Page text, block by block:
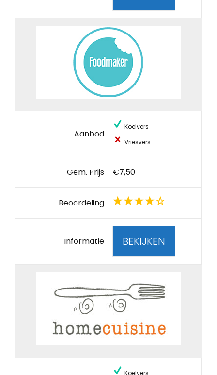
Aanbod
Koelvers
Vriesvers
Gem. Prijs €7,50
Beoordeling
Informatie BEKIJKEN
Koelvers